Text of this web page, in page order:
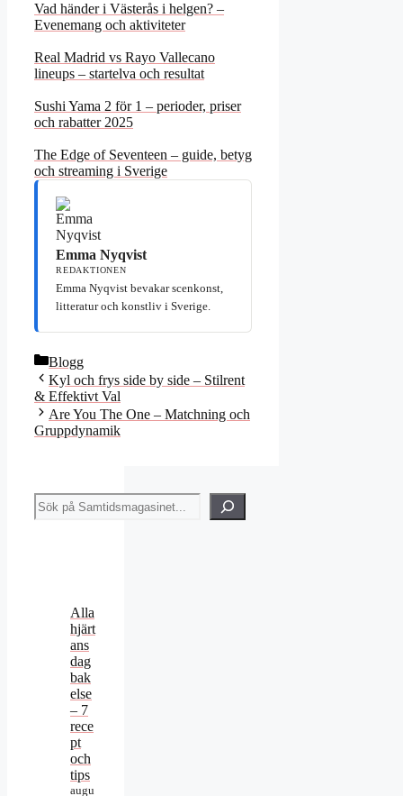
Vad händer i Västerås i helgen? –
Evenemang och aktiviteter
Real Madrid vs Rayo Vallecano
lineups – startelva och resultat
Sushi Yama 2 för 1 – perioder, priser
och rabatter 2025
The Edge of Seventeen – guide, betyg
och streaming i Sverige
Emma Nyqvist
REDAKTIONEN
Emma Nyqvist bevakar scenkonst,
litteratur och konstliv i Sverige.
Kategorier
Blogg
Kyl och frys side by side – Stilrent
& Effektivt Val
Are You The One – Matchning och
Gruppdynamik
Sök
Alla
hjärt
ans
dag
bak
else
– 7
rece
pt
och
tips
augu